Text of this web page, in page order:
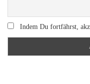
Indem Du fortfährst,